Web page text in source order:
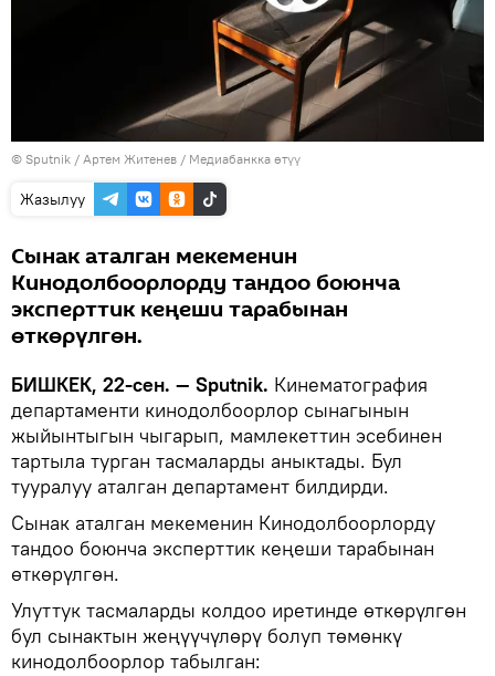
© Sputnik / Артем Житенев / Медиабанкка өтүү
Жазылуу
Сынак аталган мекеменин
Кинодолбоорлорду тандоо боюнча
эксперттик кеңеши тарабынан
өткөрүлгөн.
БИШКЕК, 22-сен. — Sputnik. Кинематография
департаменти кинодолбоорлор сынагынын
жыйынтыгын чыгарып, мамлекеттин эсебинен
тартыла турган тасмаларды аныктады. Бул
тууралуу аталган департамент билдирди.
Сынак аталган мекеменин Кинодолбоорлорду
тандоо боюнча эксперттик кеңеши тарабынан
өткөрүлгөн.
Улуттук тасмаларды колдоо иретинде өткөрүлгөн
бул сынактын жеңүүчүлөрү болуп төмөнкү
кинодолбоорлор табылган: